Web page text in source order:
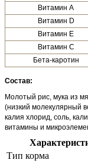
Витамин A
Витамин D
Витамин E
Витамин C
Бета-каротин
Состав:
Молотый рис, мука из
(низкий молекулярный
калия хлорид, соль,
витамины и
Тип корма